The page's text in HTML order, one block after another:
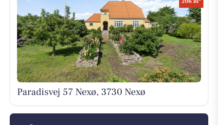
Paradisvej 57 Nexø, 3730 Nexø